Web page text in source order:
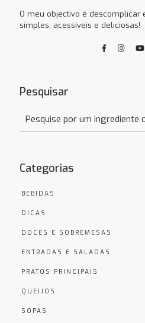
O meu objectivo é descomplicar
simples, acessíveis e deliciosas!
Pesquisar
Categorias
BEBIDAS
DICAS
DOCES E SOBREMESAS
ENTRADAS E SALADAS
PRATOS PRINCIPAIS
QUEIJOS
SOPAS